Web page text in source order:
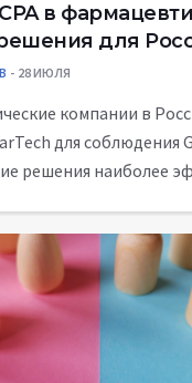
в
для
28 ИЮЛЯ
компании в
для соблюдения
решения наиболее